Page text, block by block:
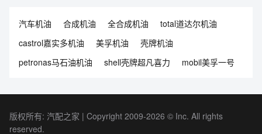
汽车机油 合成机油 全合成机油
total道达尔机油
castrol嘉实多机油
美孚机油
壳牌机油
petronas马石油机油
shell壳牌超凡喜力 mobil美孚一号
版权所有: 汽配之家 | Copyright 2009-2026 © Inc. All rights
reserved.